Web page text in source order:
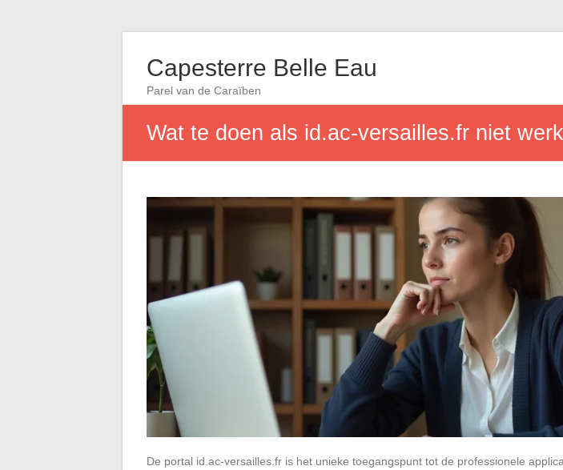
Capesterre Belle Eau
Parel van de Caraïben
Wat te doen als id.ac-versailles.fr niet
De portal id.ac-versailles.fr is het unieke toegangspunt tot de professionele